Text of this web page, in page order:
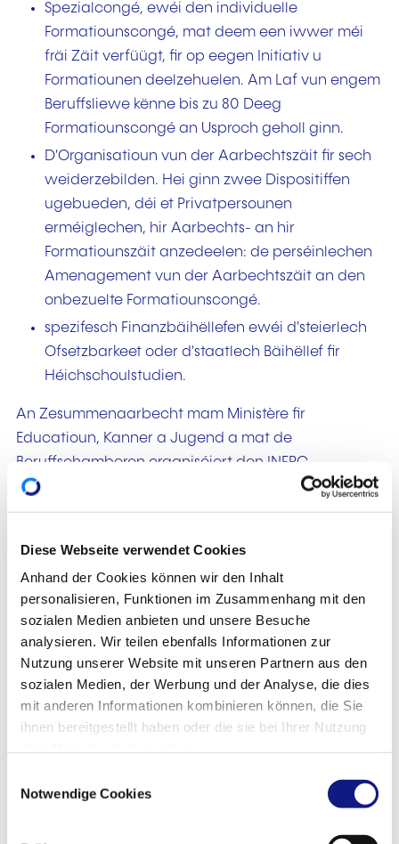
Diese Webseite verwendet Cookies
Anhand der Cookies können wir den Inhalt
personalisieren, Funktionen im Zusammenhang mit den
sozialen Medien anbieten und unsere Besuche
analysieren. Wir teilen ebenfalls Informationen zur
Nutzung unserer Website mit unseren Partnern aus den
sozialen Medien, der Werbung und der Analyse, die dies
mit anderen Informationen kombinieren können, die Sie
ihnen bereitgestellt haben oder die sie bei Ihrer Nutzung
Notwendige Cookies
Spezialcongé, ewéi den individuelle
Formatiounscongé, mat deem een iwwer méi
fräi Zäit verfüügt, fir op eegen Initiativ u
Formatiounen deelzehuelen. Am Laf vun engem
Beruffsliewe kënne bis zu 80 Deeg
Formatiounscongé an Usproch geholl ginn.
D'Organisatioun vun der Aarbechtszäit fir sech
weiderzebilden. Hei ginn zwee Dispositiffen
ugebueden, déi et Privatpersounen
erméiglechen, hir Aarbechts- an hir
Formatiounszäit anzedeelen: de perséinlechen
Amenagement vun der Aarbechtszäit an den
onbezuelte Formatiounscongé.
spezifesch Finanzbäihëllefen ewéi d'steierlech
Ofsetzbarkeet oder d'staatlech Bäihëllef fir
Héichschoulstudien.
An Zesummenaarbecht mam Ministère fir
Educatioun, Kanner a Jugend a mat de
Beruffschamberen organiséiert den INFPC
Informatiounsveranstaltungen iwwer d'Bäihëllefen
am Formatiounsberäich fir Privatpersounen.
Si ginn als Presentiel-Veranstaltungen organiséiert
an am Livestream iwwerdroen. D'Participatioun ass
gratis, mat obligatorescher Umeldung op
www.infpc.lu/inscription-aides.
Seng Erfarung iwwer de Wee vun der VAE unerkenne
loossen
D'Validation des Acquis de l'Expérience (VAE) bitt
beruffleche Status, d'Méiglechkeet, seng Erfarung